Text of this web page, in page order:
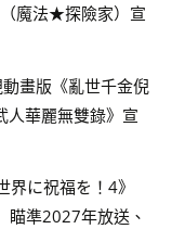
魔法★探險家）宣
畫版《亂世千金倪
人華麗無雙錄》宣
に祝福を！4》
瞄準2027年放送、